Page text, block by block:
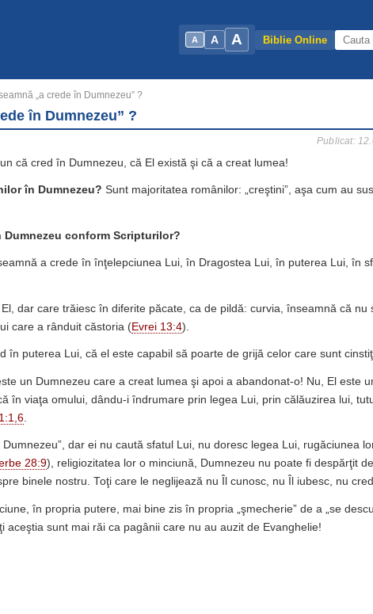
A A A Biblie Online
„a crede în Dumnezeu” ?
în Dumnezeu” ?
Publicat:
că cred în Dumnezeu, că El există şi că a creat lumea!
în Dumnezeu? Sunt majoritatea românilor: „creştini”, aşa cum au
Dumnezeu conform Scripturilor?
a crede în înţelepciunea Lui, în Dragostea Lui, în puterea Lui, în
dar care trăiesc în diferite păcate, ca de pildă: curvia, înseamnă că nu
care a rânduit căstoria (Evrei 13:4).
în puterea Lui, că el este capabil să poarte de grijă celor care sunt
un Dumnezeu care a creat lumea şi apoi a abandonat-o! Nu, El este
în viaţa omului, dându-i îndrumare prin legea Lui, prin călăuzirea lui,
dar ei nu caută sfatul Lui, nu doresc legea Lui, rugăciunea
28:9), religiozitatea lor o minciună, Dumnezeu nu poate fi despărţit de
binele nostru. Toţi care le neglijează nu Îl cunosc, nu Îl iubesc, nu
în propria putere, mai bine zis în propria „şmecherie” de a „se
aceştia sunt mai răi ca pagânii care nu au auzit de Evanghelie!